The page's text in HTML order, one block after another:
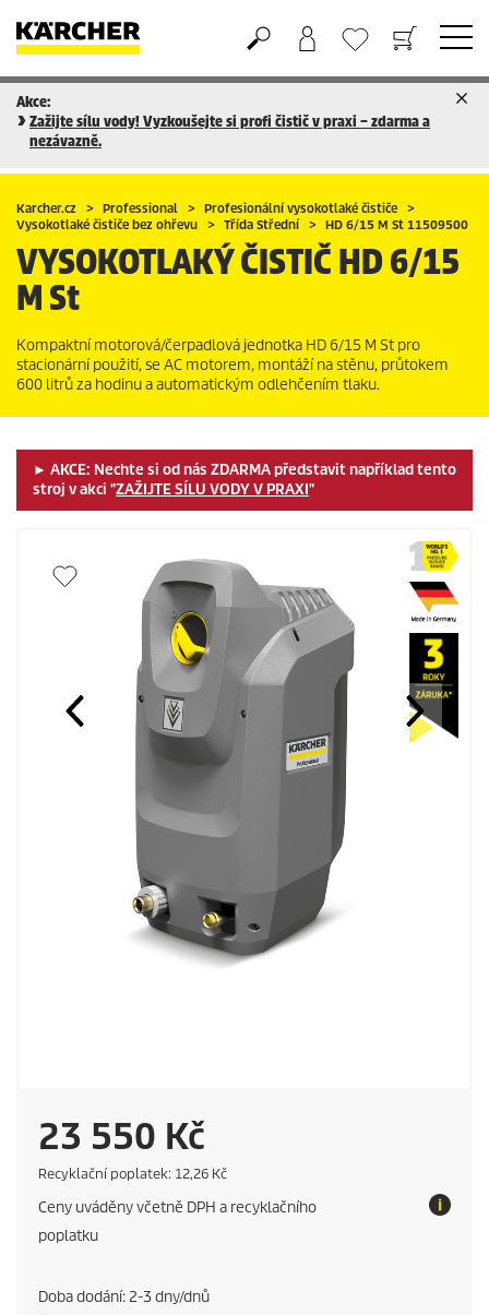
Nákupní košík
Seznam oblíbených produktů
Akce:
Zažijte sílu vody! Vyzkoušejte si profi čistič v praxi – zdarma a
nezávazně.
Karcher.cz Professional
Profesionální vysokotlaké čističe
Vysokotlaké čističe bez ohřevu
Třída Střední HD 6/15 M St 11509500
VYSOKOTLAKÝ ČISTIČ HD 6/15
M St
Kompaktní motorová/čerpadlová jednotka HD 6/15 M St pro
stacionární použití, se AC motorem, montáží na stěnu, průtokem
600 litrů za hodinu a automatickým odlehčením tlaku.
► AKCE: Nechte si od nás ZDARMA představit například tento
stroj v akci "ZAŽIJTE SÍLU VODY V PRAXI"
C
u
r
23 550 Kč
E
o
t
a
Recyklační poplatek: 12,26 Kč
Ceny uváděny včetně DPH a recyklačního
poplatku
Doba dodání: 2-3 dny/dnů